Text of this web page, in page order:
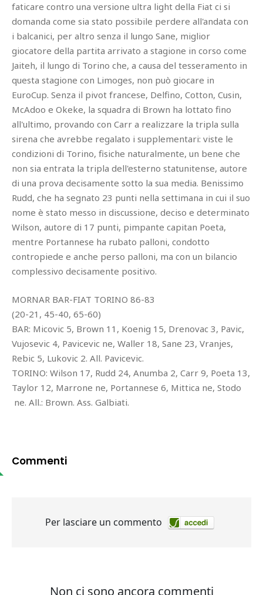
faticare contro una versione ultra light della Fiat ci si
domanda come sia stato possibile perdere all'andata con
i balcanici, per altro senza il lungo Sane, miglior
giocatore della partita arrivato a stagione in corso come
Jaiteh, il lungo di Torino che, a causa del tesseramento in
questa stagione con Limoges, non può giocare in
EuroCup. Senza il pivot francese, Delfino, Cotton, Cusin,
McAdoo e Okeke, la squadra di Brown ha lottato fino
all'ultimo, provando con Carr a realizzare la tripla sulla
sirena che avrebbe regalato i supplementari: viste le
condizioni di Torino, fisiche naturalmente, un bene che
non sia entrata la tripla dell'esterno statunitense, autore
di una prova decisamente sotto la sua media. Benissimo
Rudd, che ha segnato 23 punti nella settimana in cui il suo
nome è stato messo in discussione, deciso e determinato
Wilson, autore di 17 punti, pimpante capitan Poeta,
mentre Portannese ha rubato palloni, condotto
contropiede e anche perso palloni, ma con un bilancio
complessivo decisamente positivo.
MORNAR BAR-FIAT TORINO 86-83
(20-21, 45-40, 65-60)
BAR: Micovic 5, Brown 11, Koenig 15, Drenovac 3, Pavic,
Vujosevic 4, Pavicevic ne, Waller 18, Sane 23, Vranjes,
Rebic 5, Lukovic 2. All. Pavicevic.
TORINO: Wilson 17, Rudd 24, Anumba 2, Carr 9, Poeta 13,
Taylor 12, Marrone ne, Portannese 6, Mittica ne, Stodo
ne. All.: Brown. Ass. Galbiati.
Commenti